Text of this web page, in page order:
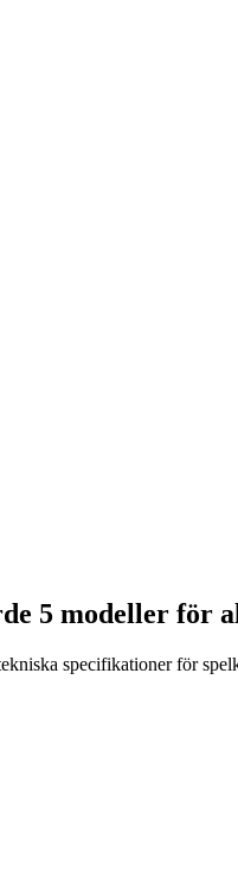
5 modeller för
specifikationer för